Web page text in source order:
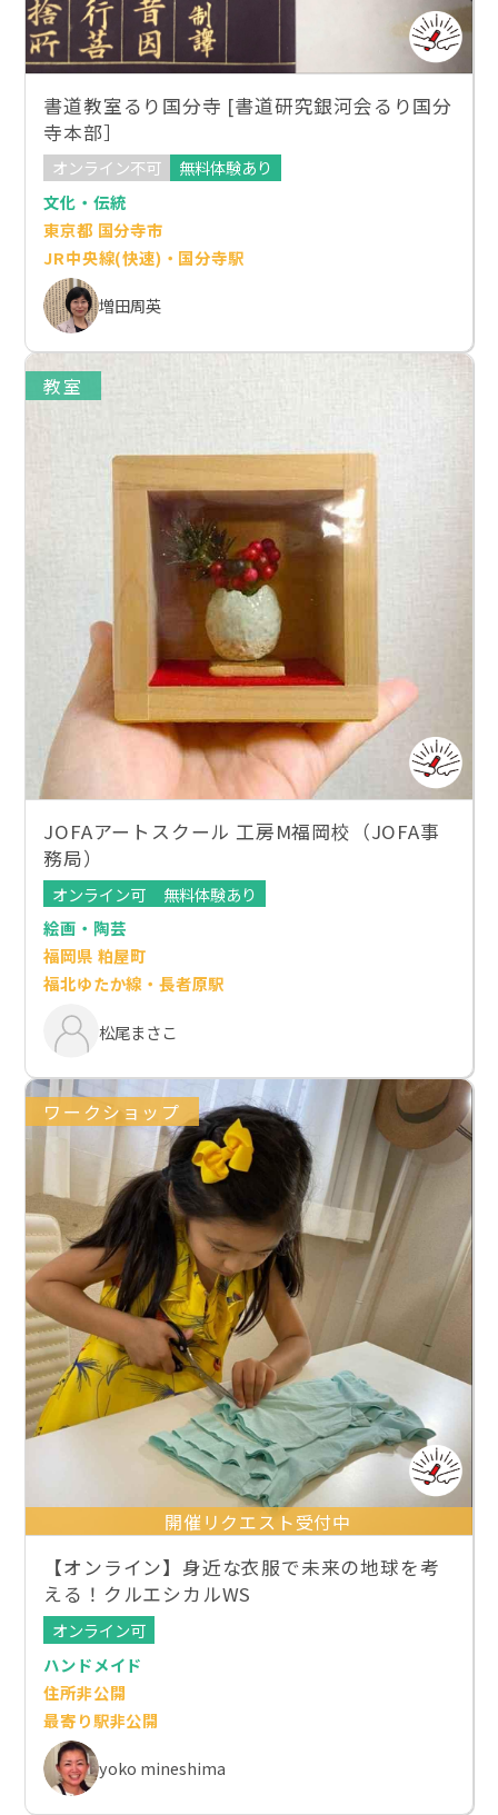
書道教室るり国分寺 [書道研究銀河会るり国分
寺本部］
オンライン不可
無料体験あり
文化・伝統
東京都 国分寺市
JR中央線(快速)・国分寺駅
増田周英
教室
JOFAアートスクール 工房M福岡校（JOFA事
務局）
オンライン可
無料体験あり
絵画・陶芸
福岡県 粕屋町
福北ゆたか線・長者原駅
松尾まさこ
ワークショップ
開催リクエスト受付中
【オンライン】身近な衣服で未来の地球を考
える！クルエシカルWS
オンライン可
ハンドメイド
住所非公開
最寄り駅非公開
yoko mineshima